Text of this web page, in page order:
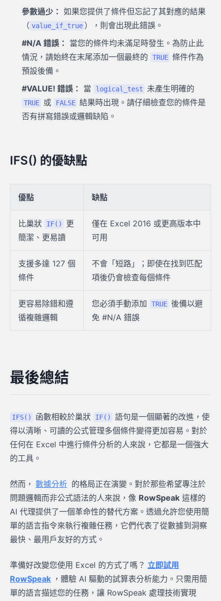
參數過少： 如果您提供了條件但忘記了其對應的結果
（ value_if_true ），則會出現此錯誤。
#N/A 錯誤： 當您的條件均未滿足時發生。為防止此
情況，請始終在末尾添加一個最終的
TRUE 條件作為
預設後備。
#VALUE! 錯誤： 當 logical_test 未產生明確的
TRUE 或 FALSE 結果時出現。請仔細檢查您的條件是
否有拼寫錯誤或邏輯缺陷。
IFS() 的優缺點
優點 缺點
比巢狀 IF()
更
簡潔、更易讀
僅在 Excel 2016 或更高版本中
可用
支援多達 127 個
條件
不會「短路」；即使在找到匹配
項後仍會檢查每個條件
更容易除錯和遵
循複雜邏輯
您必須手動添加 TRUE 後備以避
免 #N/A 錯誤
最後總結
IFS() 函數相較於巢狀 IF()
語句是一個顯著的改進，使
得以清晰、可讀的公式管理多個條件變得更加容易。對於
任何在 Excel 中進行條件分析的人來說，它都是一個強大
的工具。
然而， 數據分析 的格局正在演變。對於那些希望專注於
問題邏輯而非公式語法的人來說，像 RowSpeak 這樣的
AI 代理提供了一個革命性的替代方案。透過允許您使用簡
單的語言指令來執行複雜任務，它們代表了從數據到洞察
最快、最用戶友好的方式。
準備好改變您使用 Excel 的方式了嗎？ 立即試用
RowSpeak ，體驗 AI 驅動的試算表分析能力。只需用簡
單的語言描述您的任務，讓 RowSpeak 處理技術實現